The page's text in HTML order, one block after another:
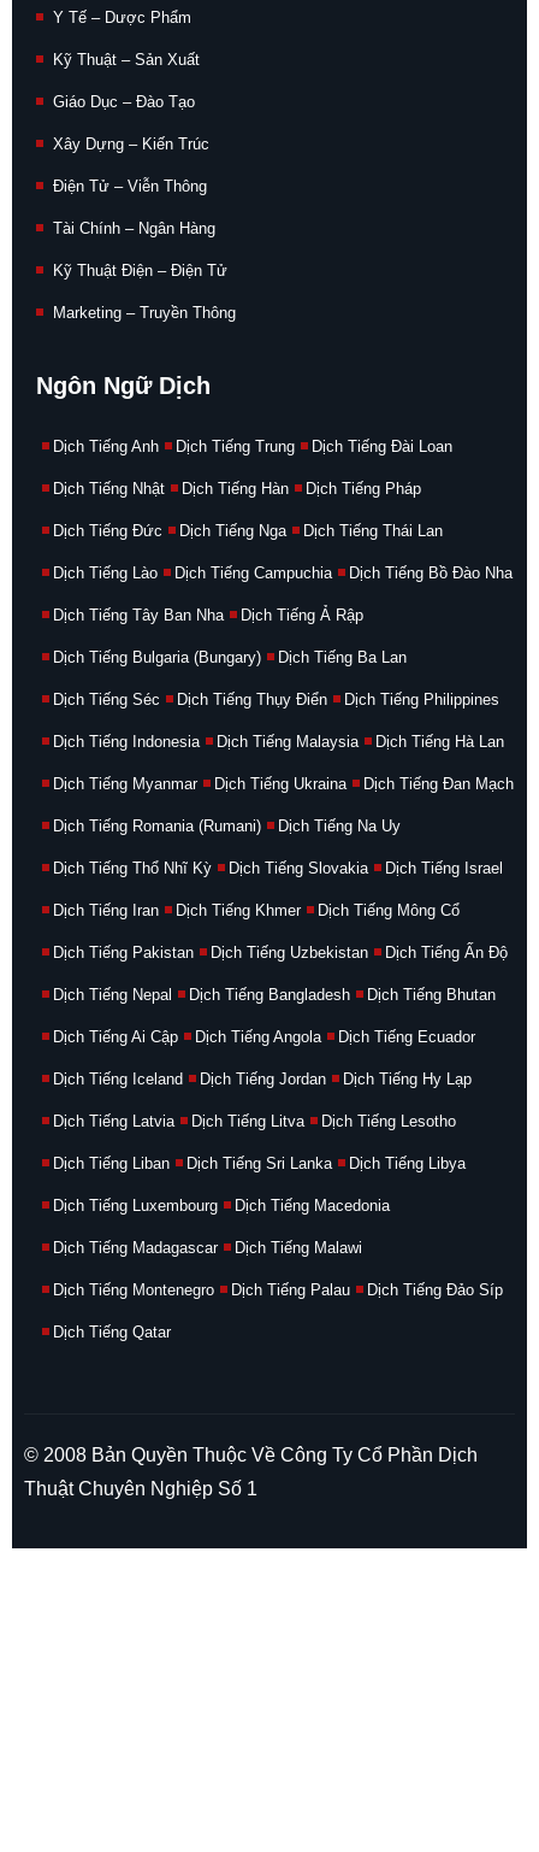
Y Tế – Dược Phẩm
Kỹ Thuật – Sản Xuất
Giáo Dục – Đào Tạo
Xây Dựng – Kiến Trúc
Điện Tử – Viễn Thông
Tài Chính – Ngân Hàng
Kỹ Thuật Điện – Điện Tử
Marketing – Truyền Thông
Ngôn Ngữ Dịch
Dịch Tiếng Anh Dịch Tiếng Trung Dịch Tiếng Đài Loan
Dịch Tiếng Nhật Dịch Tiếng Hàn Dịch Tiếng Pháp
Dịch Tiếng Đức Dịch Tiếng Nga Dịch Tiếng Thái Lan
Dịch Tiếng Lào Dịch Tiếng Campuchia Dịch Tiếng Bồ Đào Nha
Dịch Tiếng Tây Ban Nha Dịch Tiếng Ả Rập
Dịch Tiếng Bulgaria (Bungary) Dịch Tiếng Ba Lan
Dịch Tiếng Séc Dịch Tiếng Thụy Điển Dịch Tiếng Philippines
Dịch Tiếng Indonesia Dịch Tiếng Malaysia Dịch Tiếng Hà Lan
Dịch Tiếng Myanmar Dịch Tiếng Ukraina Dịch Tiếng Đan Mạch
Dịch Tiếng Romania (Rumani) Dịch Tiếng Na Uy
Dịch Tiếng Thổ Nhĩ Kỳ Dịch Tiếng Slovakia Dịch Tiếng Israel
Dịch Tiếng Iran Dịch Tiếng Khmer Dịch Tiếng Mông Cổ
Dịch Tiếng Pakistan Dịch Tiếng Uzbekistan Dịch Tiếng Ấn Độ
Dịch Tiếng Nepal Dịch Tiếng Bangladesh Dịch Tiếng Bhutan
Dịch Tiếng Ai Cập Dịch Tiếng Angola Dịch Tiếng Ecuador
Dịch Tiếng Iceland Dịch Tiếng Jordan Dịch Tiếng Hy Lạp
Dịch Tiếng Latvia Dịch Tiếng Litva Dịch Tiếng Lesotho
Dịch Tiếng Liban Dịch Tiếng Sri Lanka Dịch Tiếng Libya
Dịch Tiếng Luxembourg Dịch Tiếng Macedonia
Dịch Tiếng Madagascar Dịch Tiếng Malawi
Dịch Tiếng Montenegro Dịch Tiếng Palau Dịch Tiếng Đảo Síp
Dịch Tiếng Qatar
© 2008 Bản Quyền Thuộc Về Công Ty Cổ Phần Dịch
Thuật Chuyên Nghiệp Số 1